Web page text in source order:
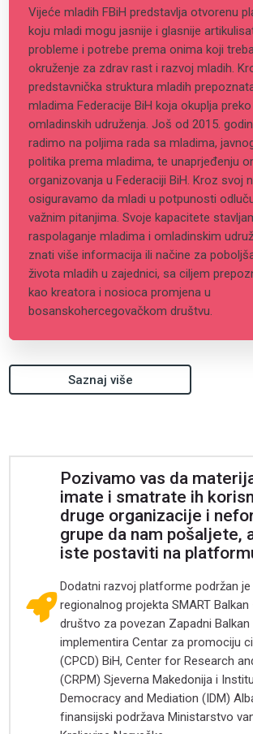
Vijeće mladih FBiH predstavlja otvorenu
koju mladi mogu jasnije i glasnije
probleme i potrebe prema onima koji
okruženje za zdrav rast i razvoj mladih.
predstavnička struktura mladih
mladima Federacije BiH koja okuplja
omladinskih udruženja. Još od 2015.
radimo na poljima rada sa mladima,
politika prema mladima, te unaprjeđenju
organizovanja u Federaciji BiH. Kroz svoj
osiguravamo da mladi u potpunosti
važnim pitanjima. Svoje kapacitete
raspolaganje mladima i omladinskim
znati više informacija ili načine za
života mladih u zajednici, sa ciljem
kao kreatora i nosioca promjena u
bosanskohercegovačkom društvu.
Saznaj više
Pozivamo vas da
imate i smatrate ih
druge organizacije i
grupe da nam pošaljete,
iste postaviti na
Dodatni razvoj platforme podržan
regionalnog projekta SMART Balkan
društvo za povezan Zapadni Balkan
implementira Centar za promociju
(CPCD) BiH, Center for Research
(CRPM) Sjeverna Makedonija i
Democracy and Mediation (IDM)
finansijski podržava Ministarstvo